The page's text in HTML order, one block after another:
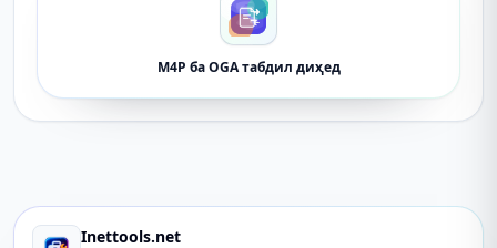
M4P ба OGA табдил диҳед
Inettools.net